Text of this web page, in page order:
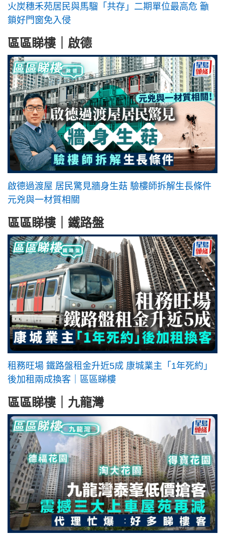
火炭穗禾苑居民與馬騮「共存」二期單位最高危 籲
鎖好門窗免入侵
區區睇樓｜啟德
啟德過渡屋 居民驚見牆身生菇 驗樓師拆解生長條件
元兇與一材質相關
區區睇樓｜鐵路盤
租務旺場 鐵路盤租金升近5成 康城業主「1年死約」
後加租兩成換客｜區區睇樓
區區睇樓｜九龍灣